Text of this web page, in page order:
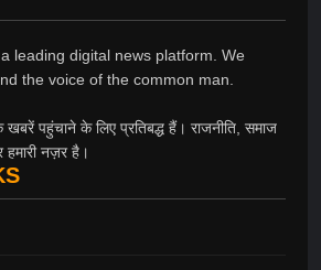
leading digital news platform. We
the voice of the common man.
पहुंचाने के लिए प्रतिबद्ध हैं। राजनीति, समाज
नज़र है।